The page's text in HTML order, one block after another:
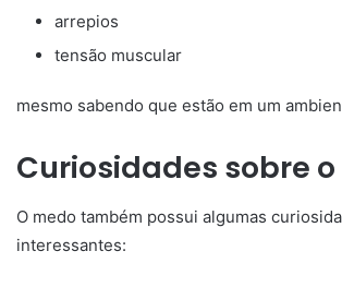
arrepios
tensão muscular
mesmo sabendo que estão em um
Curiosidades sobre
O medo também possui algumas
interessantes: